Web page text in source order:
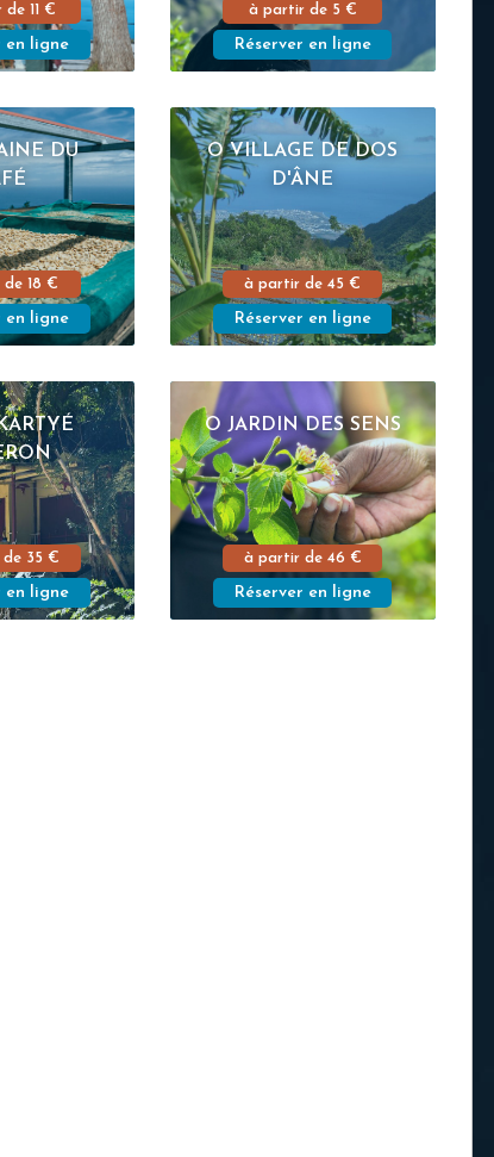
de 11 €
en ligne
à partir de 5 €
Réserver en ligne
DU
de 18 €
en ligne
O VILLAGE DE DOS
D'ÂNE
à partir de45 €
Réserver en ligne
35 €
en ligne
O JARDIN DES SENS
à partir de 46 €
Réserver en ligne